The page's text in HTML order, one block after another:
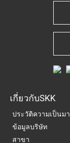
เกี่ยวกับSKK
ประวัติความเป็นมา
ข้อมูลบริษัท
สาขา